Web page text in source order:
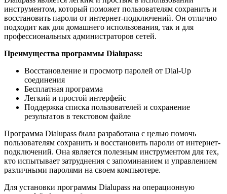
инструментом, который поможет пользователям сохранить и
восстановить пароли от интернет-подключений. Он отлично
подходит как для домашнего использования, так и для
профессиональных администраторов сетей.
Преимущества программы Dialupass:
Восстановление и просмотр паролей от Dial-Up
соединения
Бесплатная программа
Легкий и простой интерфейс
Поддержка списка пользователей и сохранение
результатов в текстовом файле
Программа Dialupass была разработана с целью помочь
пользователям сохранить и восстановить пароли от интернет-
подключений. Она является полезным инструментом для тех,
кто испытывает затруднения с запоминанием и управлением
различными паролями на своем компьютере.
Для установки программы Dialupass на операционную